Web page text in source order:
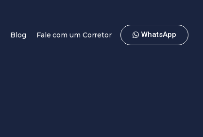
Blog Fale com um Corretor WhatsApp